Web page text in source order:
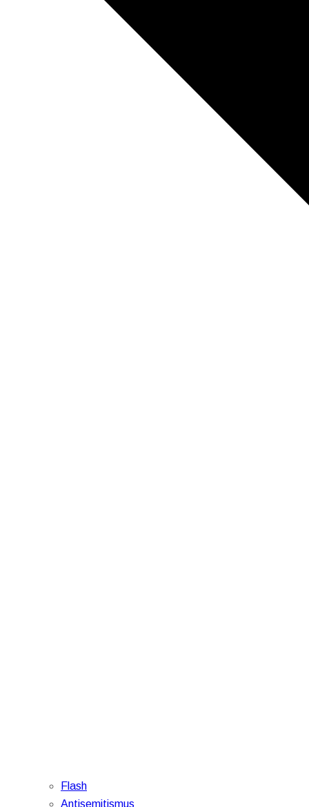
Flash
Antisemitismus